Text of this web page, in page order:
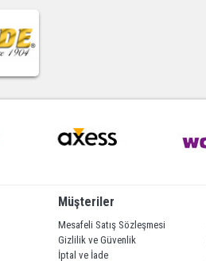
Müşteriler
Mesafeli Satış Sözleşmesi
Gizlilik ve Güvenlik
İptal ve İade